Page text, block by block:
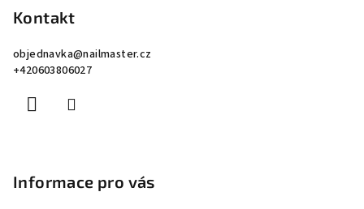
Kontakt
objednavka@nailmaster.cz
+420603806027
Informace pro vás